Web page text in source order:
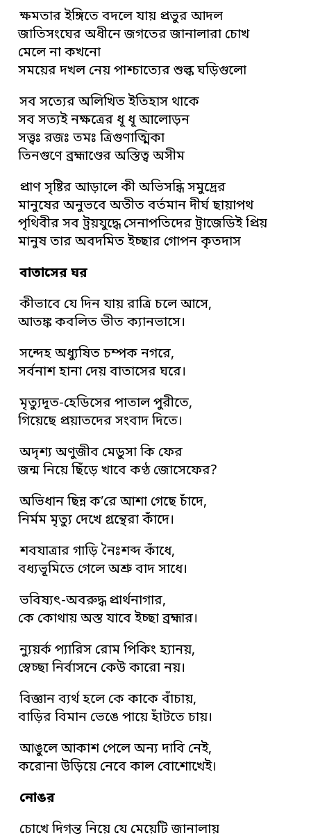
ক্ষমতার ইঙ্গিতে বদলে যায় প্রভুর আদল
জাতিসংঘের অধীনে জগতের জানালারা চোখ
মেলে না কখনো
সময়ের দখল নেয় পাশ্চাত্যের শুল্ক ঘড়িগুলো
সব সত্যের অলিখিত ইতিহাস থাকে
সব সত্যই নক্ষত্রের ধূ ধূ আলোড়ন
সত্ত্বঃ রজঃ তমঃ ত্রিগুণাত্মিকা
তিনগুণে ব্রহ্মাণ্ডের অস্তিত্ব অসীম
প্রাণ সৃষ্টির আড়ালে কী অভিসন্ধি সমুদ্রের
মানুষের অনুভবে অতীত বর্তমান দীর্ঘ ছায়াপথ
পৃথিবীর সব ট্রয়যুদ্ধে সেনাপতিদের ট্রাজেডিই প্রিয়
মানুষ তার অবদমিত ইচ্ছার গোপন কৃতদাস
বাতাসের ঘর
কীভাবে যে দিন যায় রাত্রি চলে আসে,
আতঙ্ক কবলিত ভীত ক্যানভাসে।
সন্দেহ অধ্যুষিত চম্পক নগরে,
সর্বনাশ হানা দেয় বাতাসের ঘরে।
মৃত্যুদূত-হেডিসের পাতাল পুরীতে,
গিয়েছে প্রয়াতদের সংবাদ দিতে।
অদৃশ্য অণুজীব মেডুসা কি ফের
জন্ম নিয়ে ছিঁড়ে খাবে কণ্ঠ জোসেফের?
অভিধান ছিন্ন ক’রে আশা গেছে চাঁদে,
নির্মম মৃত্যু দেখে গ্রন্থেরা কাঁদে।
শবযাত্রার গাড়ি নৈঃশব্দ কাঁধে,
বধ্যভূমিতে গেলে অশ্রু বাদ সাধে।
ভবিষ্যৎ-অবরুদ্ধ প্রার্থনাগার,
কে কোথায় অস্ত যাবে ইচ্ছা ব্রহ্মার।
ন্যুয়র্ক প্যারিস রোম পিকিং হ্যানয়,
স্বেচ্ছা নির্বাসনে কেউ কারো নয়।
বিজ্ঞান ব্যর্থ হলে কে কাকে বাঁচায়,
বাড়ির বিমান ভেঙে পায়ে হাঁটতে চায়।
আঙুলে আকাশ পেলে অন্য দাবি নেই,
করোনা উড়িয়ে নেবে কাল বোশোখেই।
নোঙর
চোখে দিগন্ত নিয়ে যে মেয়েটি জানালায়